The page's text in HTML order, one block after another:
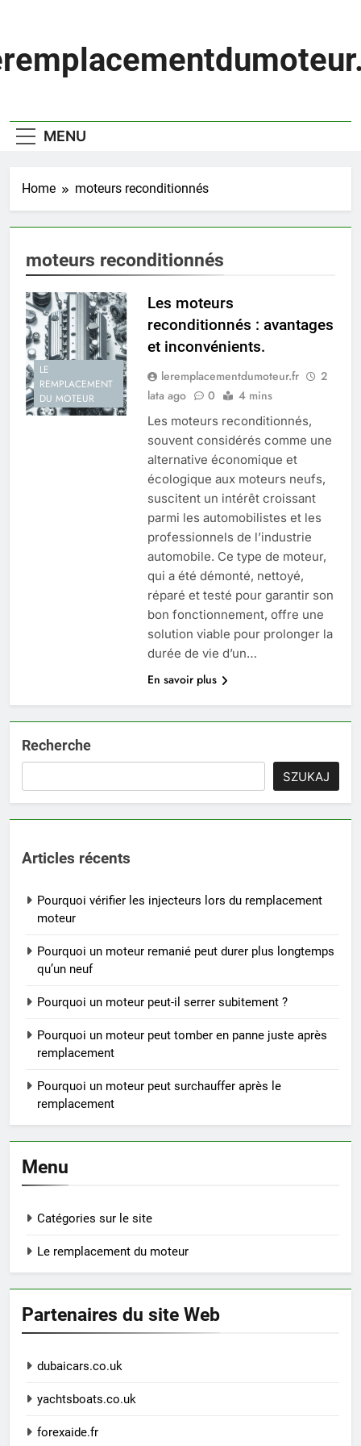
MENU
Home moteurs reconditionnés
moteurs reconditionnés
LE
REMPLACEMENT
DU MOTEUR
Les moteurs
reconditionnés : avantages
et inconvénients.
leremplacementdumoteur.fr
2
lata ago
0 4 mins
Les moteurs reconditionnés,
souvent considérés comme une
alternative économique et
écologique aux moteurs neufs,
suscitent un intérêt croissant
parmi les automobilistes et les
professionnels de l’industrie
automobile. Ce type de moteur,
qui a été démonté, nettoyé,
réparé et testé pour garantir son
bon fonctionnement, offre une
solution viable pour prolonger la
durée de vie d’un…
En savoir plus
Recherche
SZUKAJ
Articles récents
Pourquoi vérifier les injecteurs lors du remplacement
moteur
Pourquoi un moteur remanié peut durer plus longtemps
qu’un neuf
Pourquoi un moteur peut-il serrer subitement ?
Pourquoi un moteur peut tomber en panne juste après
remplacement
Pourquoi un moteur peut surchauffer après le
remplacement
Menu
Catégories sur le site
Le remplacement du moteur
Partenaires du site Web
dubaicars.co.uk
yachtsboats.co.uk
forexaide.fr